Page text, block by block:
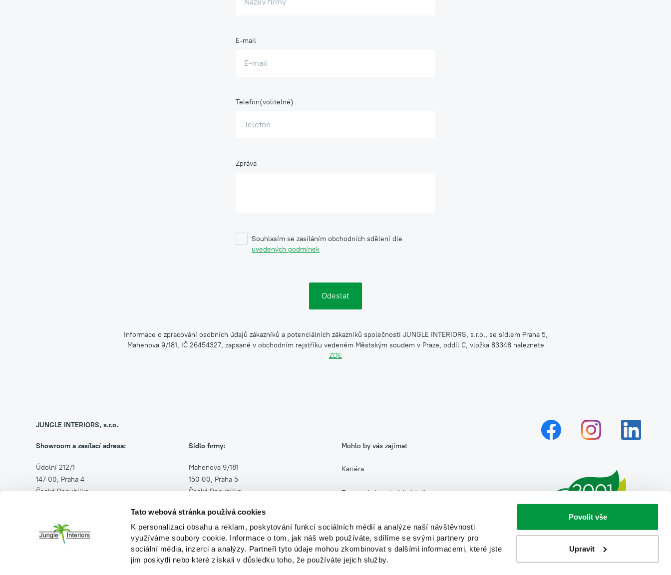
Tato webová stránka používá cookies
K personalizaci obsahu a reklam, poskytování funkcí sociálních médií a analýze naší návštěvnosti
využíváme soubory cookie. Informace o tom, jak náš web používáte, sdílíme se svými partnery pro
sociální média, inzerci a analýzy. Partneři tyto údaje mohou zkombinovat s dalšími informacemi, které jste
jim poskytli nebo které získali v důsledku toho, že používáte jejich služby.
Povolit vše
Upravit
E-mail
Telefon
Zpráva
Souhlasím se zasíláním obchodních sdělení dle
uvedených podmínek
Informace o zpracování osobních údajů zákazníků a potenciálních zákazníků společnosti JUNGLE INTERIORS, s.r.o., se sídlem Praha 5,
Mahenova 9/181, IČ 26454327, zapsané v obchodním rejstříku vedeném Městským soudem v Praze, oddíl C, vložka 83348 naleznete
ZDE
JUNGLE INTERIORS, s.r.o.
Showroom a zasílací adresa:
Údolní 212/1
147 00, Praha 4
Česká Republika
(+420) 257 314 500
Sídlo firmy:
Mahenova 9/181
150 00, Praha 5
Česká Republika
IČ: 26454327
DIČ: CZ26454327
Mohlo by vás zajímat
Kariéra
Zpracování osobních údajů